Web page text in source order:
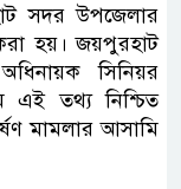
সদর উপজেলার
হয়। জয়পুরহাট
সিনিয়র
তথ্য নিশ্চিত
মামলার আসামি